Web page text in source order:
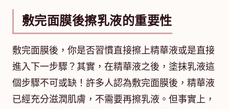
敷完面膜後擦乳液的重要性
敷完面膜後，你是否習慣直接擦上精華液或是直接
進入下一步驟？其實，在精華液之後，塗抹乳液這
個步驟不可或缺！許多人認為敷完面膜後，精華液
已經充分滋潤肌膚，不需要再擦乳液。但事實上，